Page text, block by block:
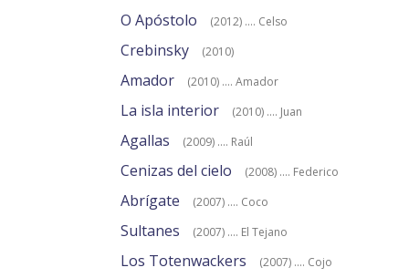
O Apóstolo
(2012) .... Celso
Crebinsky (2010)
Amador (2010) .... Amador
La isla interior (2010) .... Juan
Agallas (2009) .... Raúl
Cenizas del cielo (2008) .... Federico
Abrígate (2007) .... Coco
Sultanes (2007) .... El Tejano
Los Totenwackers (2007) .... Cojo